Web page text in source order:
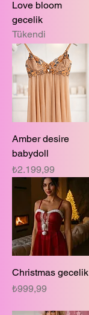
Love bloom
gecelik
Tükendi
Amber desire
babydoll
Fiyat
₺2.199,99
Christmas gecelik
Fiyat
₺999,99